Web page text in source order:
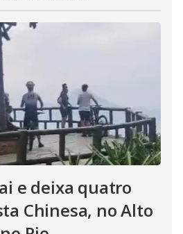
e deixa quatro
Chinesa, no Alto